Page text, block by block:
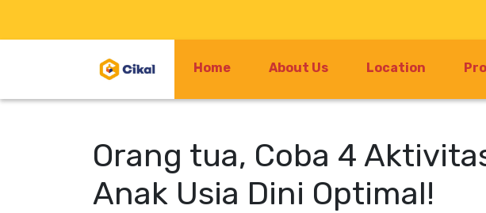
Home About Us Location
Orang tua, Coba 4
Anak Usia Dini Optimal!